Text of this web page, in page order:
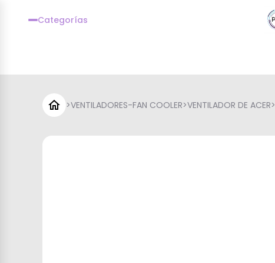
Categorías
>VENTILADORES-FAN COOLER>VENTILADOR DE ACER>